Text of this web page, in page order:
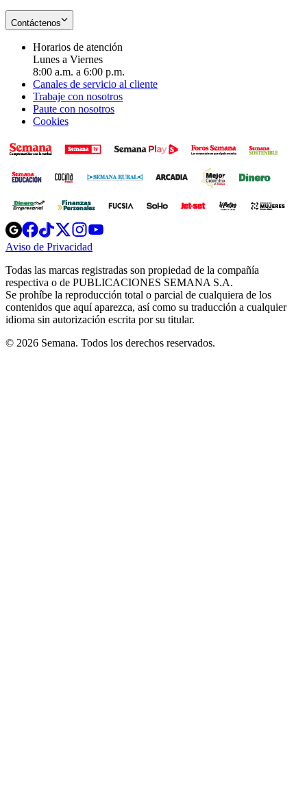
Contáctenos
Horarios de atención
Lunes a Viernes
8:00 a.m. a 6:00 p.m.
Canales de servicio al cliente
Trabaje con nosotros
Paute con nosotros
Cookies
Opens
in
new
Opens
in
new
Opens
in
new
window
Opens
new
windowwindow
Aviso de Privacidad
new
window
Todas las marcas registradas son propiedad de la compañía
respectiva o de PUBLICACIONES SEMANA S.A.
Se prohíbe la reproducción total o parcial de cualquiera de los
contenidos que aquí aparezca, así como su traducción a cualquier
idioma sin autorización escrita por su titular.
© 2026 Semana. Todos los derechos reservados.